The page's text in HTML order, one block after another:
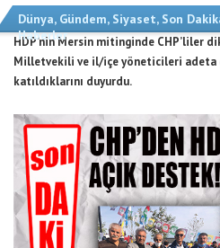
Dünya, Gündem, Siyaset, Son
Haberler
HDP’nin Mersin mitinginde CHP’liler
Milletvekili ve il/içe yöneticileri adeta
katıldıklarını duyurdu.